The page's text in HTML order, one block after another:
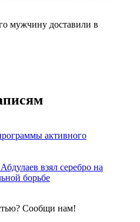
мужчину доставили в
активного
взял серебро на
борьбе
Сообщи нам!